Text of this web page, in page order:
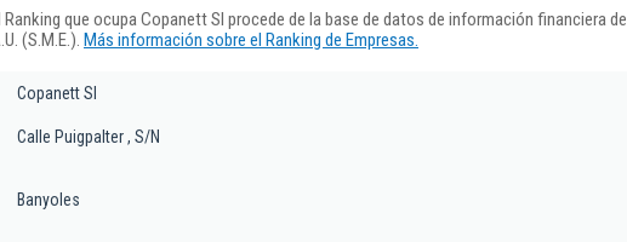
que ocupa Copanett Sl procede de la base de datos de información financiera de
(S.M.E.). Más información sobre el Ranking de Empresas.
Copanett Sl
Calle Puigpalter , S/N
Banyoles